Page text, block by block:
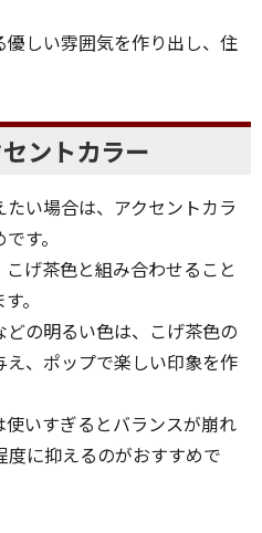
しい雰囲気を作り出し、住
ントカラー
い場合は、アクセントカラ
す。
げ茶色と組み合わせること
。
の明るい色は、こげ茶色の
、ポップで楽しい印象を作
いすぎるとバランスが崩れ
に抑えるのがおすすめで